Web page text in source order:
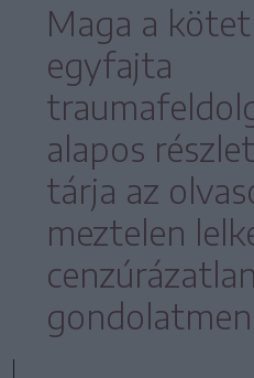
Maga a
egyfajta
alapos
tárja az
meztelen
cenzúrázatlan